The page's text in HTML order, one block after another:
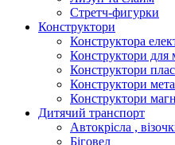
Стретч-фигурки
Конструктори
Конструктора
Конструктори для
Конструктори
Конструктори
Конструктори
Дитячий транспорт
Автокрісла ,
Біговел